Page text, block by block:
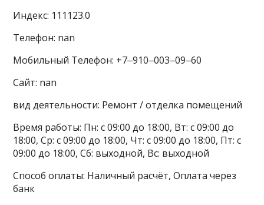
Индекс: 111123.0
Телефон: nan
Мобильный Телефон: +7‒910‒003‒09‒60
Сайт: nan
вид деятельности: Ремонт / отделка помещений
Время работы: Пн: с 09:00 до 18:00, Вт: с 09:00 до
18:00, Ср: с 09:00 до 18:00, Чт: с 09:00 до 18:00, Пт: с
09:00 до 18:00, Сб: выходной, Вс: выходной
Способ оплаты: Наличный расчёт, Оплата через
банк